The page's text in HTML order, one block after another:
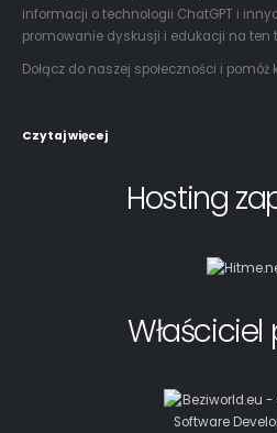
informacji o technologii ChatGPT i
promowanie dyskusji i edukacji na ten
Dołącz do naszej społeczności i pomóż
Czytaj więcej
Hosting
Właściciel